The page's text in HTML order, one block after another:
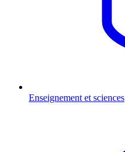
Enseignement et sciences